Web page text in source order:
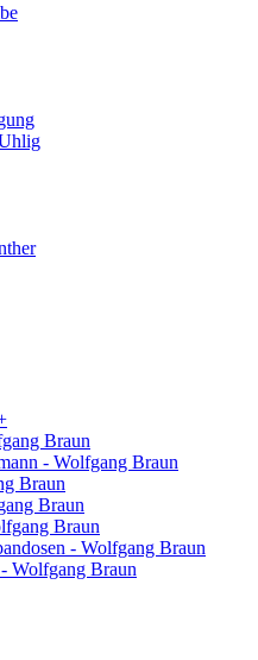
Braun
- Wolfgang Braun
Braun
Braun
Braun
- Wolfgang Braun
Wolfgang Braun